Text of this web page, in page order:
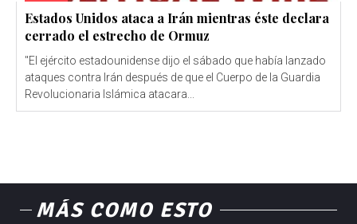
Estados Unidos ataca a Irán mientras éste declara
cerrado el estrecho de Ormuz
"El ejército estadounidense dijo el sábado que había lanzado
ataques contra Irán después de que el Cuerpo de la Guardia
Revolucionaria Islámica atacara...
MÁS COMO ESTO